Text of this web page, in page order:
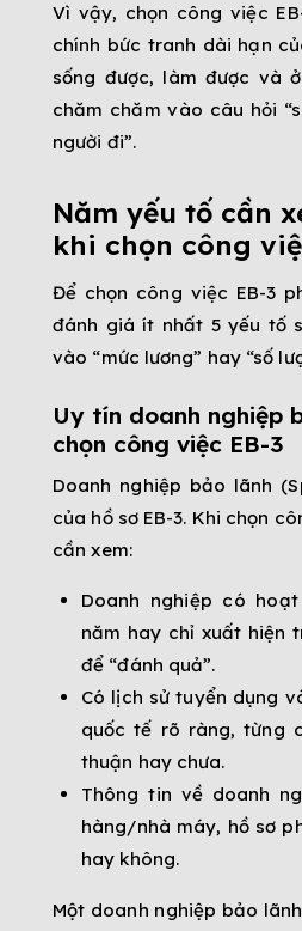
Vì vậy, chọn công việc
chính bức tranh dài hạn
sống được, làm được và
chăm chăm vào câu hỏi
người đi”.
Năm yếu tố cần
khi chọn công
Để chọn công việc EB-3
đánh giá ít nhất 5 yếu tố
vào “mức lương” hay “số
Uy tín doanh nghiệp
chọn công việc EB-3
Doanh nghiệp bảo lãnh
của hồ sơ EB-3. Khi chọn
cần xem:
Doanh nghiệp có
năm hay chỉ xuất hiện
để “đánh quả”.
Có lịch sử tuyển dụng
quốc tế rõ ràng, từng
thuận hay chưa.
Thông tin về doanh
hàng/nhà máy, hồ sơ
hay không.
Một doanh nghiệp bảo